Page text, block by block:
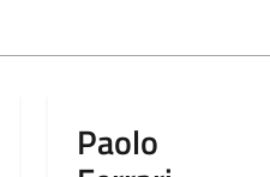
Paolo